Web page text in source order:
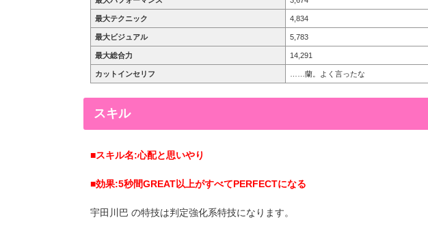
最大テクニック 4,834
最大ビジュアル 5,783
最大総合力 14,291
カットインセリフ ……蘭。よく言ったな
スキル
■スキル名:心配と思いやり
■効果:5秒間GREAT以上がすべてPERFECTになる
宇田川巴 の特技は判定強化系特技になります。